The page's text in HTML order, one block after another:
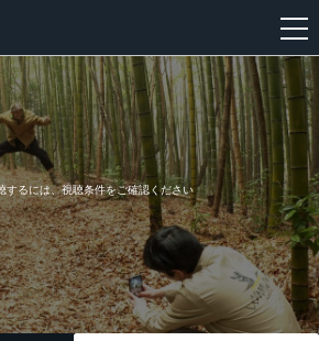
新
規
登
録
するには、視聴条件をご確認ください